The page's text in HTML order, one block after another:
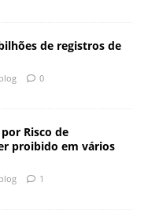
de registros de
0
Risco de
proibido em vários
1